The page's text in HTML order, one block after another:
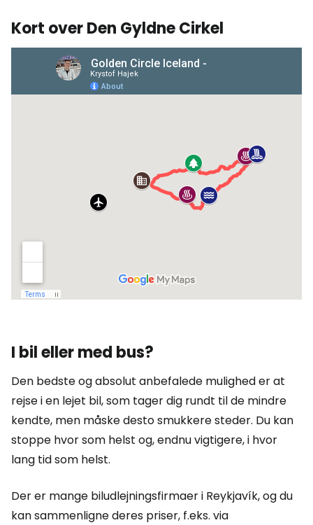
Kort over Den Gyldne Cirkel
I bil eller med bus?
Den bedste og absolut anbefalede mulighed er at
rejse i en lejet bil, som tager dig rundt til de mindre
kendte, men måske desto smukkere steder. Du kan
stoppe hvor som helst og, endnu vigtigere, i hvor
lang tid som helst.
Der er mange biludlejningsfirmaer i Reykjavík, og du
kan sammenligne deres priser, f.eks. via